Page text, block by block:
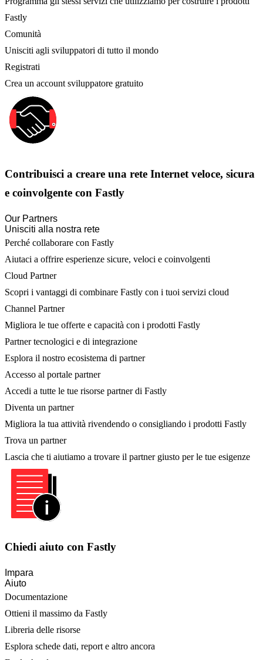
Fastly
Comunità
Unisciti agli sviluppatori di tutto il mondo
Registrati
Crea un account sviluppatore gratuito
Contribuisci a creare una rete Internet veloce, sicura
e coinvolgente con Fastly
Our Partners
Unisciti alla nostra rete
Perché collaborare con Fastly
Aiutaci a offrire esperienze sicure, veloci e coinvolgenti
Cloud Partner
Scopri i vantaggi di combinare Fastly con i tuoi servizi cloud
Channel Partner
Migliora le tue offerte e capacità con i prodotti Fastly
Partner tecnologici e di integrazione
Esplora il nostro ecosistema di partner
Accesso al portale partner
Accedi a tutte le tue risorse partner di Fastly
Diventa un partner
Migliora la tua attività rivendendo o consigliando i prodotti Fastly
Trova un partner
Lascia che ti aiutiamo a trovare il partner giusto per le tue esigenze
Chiedi aiuto con Fastly
Impara
Aiuto
Documentazione
Ottieni il massimo da Fastly
Libreria delle risorse
Esplora schede dati, report e altro ancora